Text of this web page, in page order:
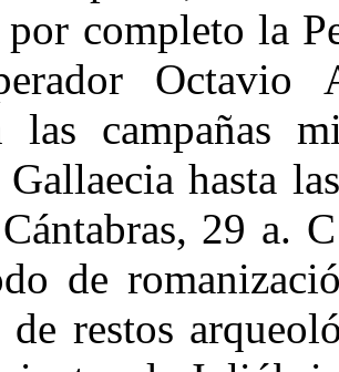
completo la
Octavio
las campañas
Gallaecia hasta
29 a.
de
restos